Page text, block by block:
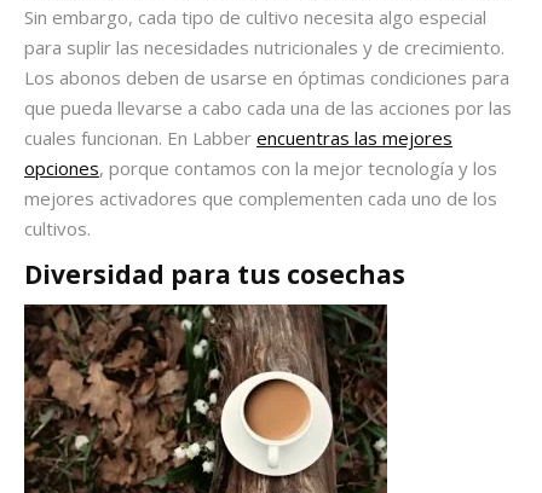
Sin embargo, cada tipo de cultivo necesita algo especial
para suplir las necesidades nutricionales y de crecimiento.
Los abonos deben de usarse en óptimas condiciones para
que pueda llevarse a cabo cada una de las acciones por las
cuales funcionan. En Labber encuentras las mejores
opciones, porque contamos con la mejor tecnología y los
mejores activadores que complementen cada uno de los
cultivos.
Diversidad para tus cosechas